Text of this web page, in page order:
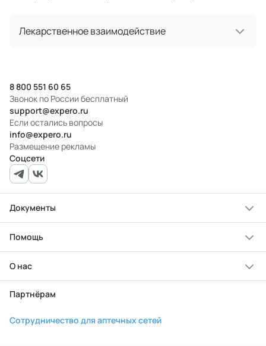
Лекарственное взаимодействие
8 800 551 60 65
Звонок по России бесплатный
support@expero.ru
Если остались вопросы
info@expero.ru
Размещение рекламы
Соцсети
Документы
Помощь
О нас
Партнёрам
Сотрудничество для аптечных сетей